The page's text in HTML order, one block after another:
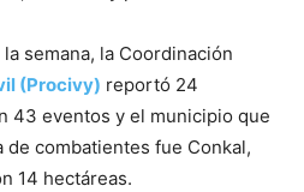
semana, la Coordinación
(Procivy) reportó 24
43 eventos y el municipio que
combatientes fue Conkal,
14 hectáreas.